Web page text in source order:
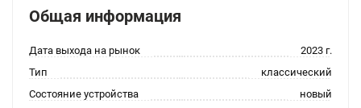
Общая информация
Дата выхода на рынок
2023 г.
Тип
классический
Состояние устройства
новый